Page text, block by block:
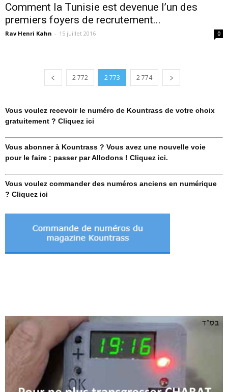
Comment la Tunisie est devenue l’un des
premiers foyers de recrutement...
Rav Henri Kahn - 15 juillet 2016 0
2 772 2 773 2 774
Vous voulez recevoir le numéro de Kountrass de votre choix
gratuitement ? Cliquez ici
Vous abonner à Kountrass ? Vous avez une nouvelle voie
pour le faire : passer par Allodons ! Cliquez ici.
Vous voulez commander des numéros anciens en numérique
? Cliquez ici